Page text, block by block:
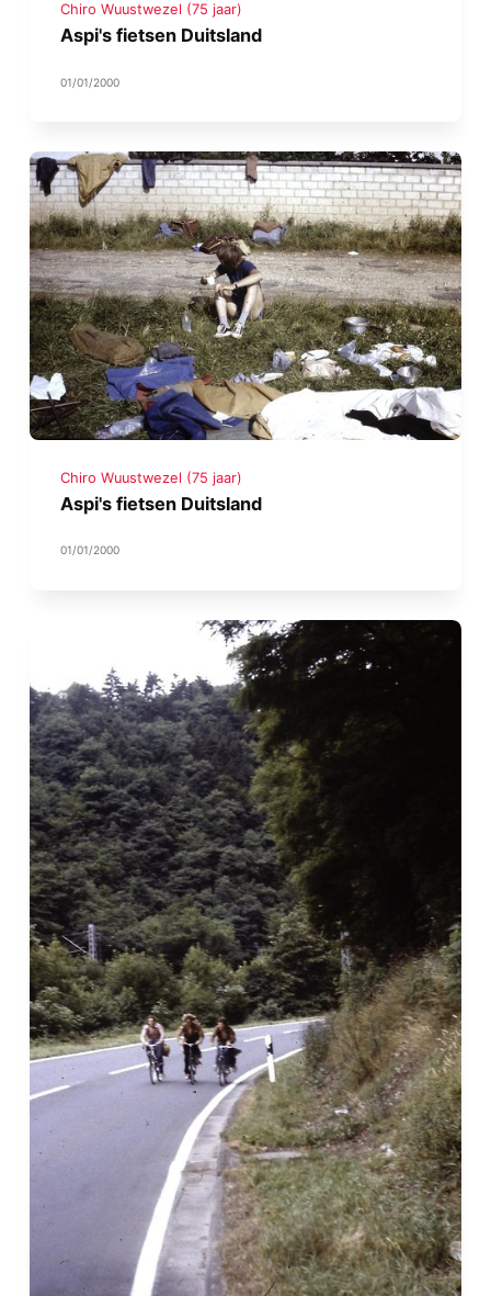
Chiro Wuustwezel (75 jaar)
Aspi's fietsen Duitsland
01/01/2000
Chiro Wuustwezel (75 jaar)
Aspi's fietsen Duitsland
01/01/2000